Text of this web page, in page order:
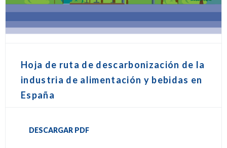
Hoja de ruta de descarbonización de la
industria de alimentación y bebidas en
España
DESCARGAR PDF